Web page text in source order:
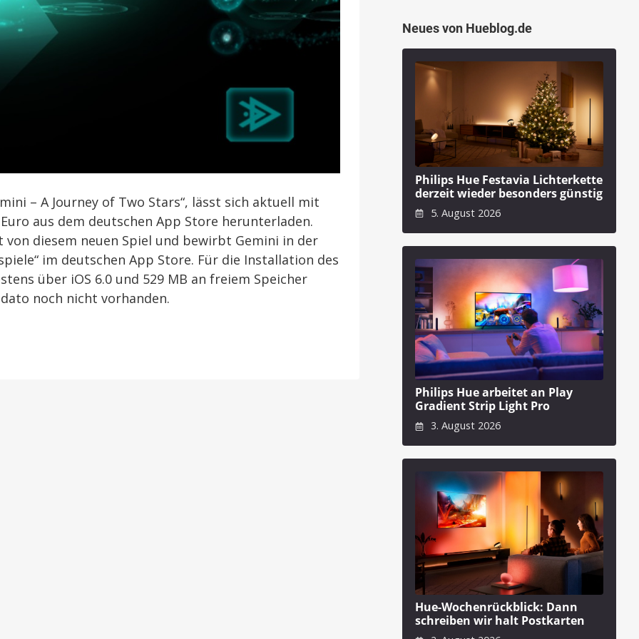
– A Journey of Two Stars“, lässt sich aktuell mit
aus dem deutschen App Store herunterladen.
diesem neuen Spiel und bewirbt Gemini in der
im deutschen App Store. Für die Installation des
über iOS 6.0 und 529 MB an freiem Speicher
noch nicht vorhanden.
Neues von Hueblog.de
Philips Hue Festavia Lichterkette
derzeit wieder besonders günstig
5. August 2026
Philips Hue arbeitet an Play
Gradient Strip Light Pro
3. August 2026
Hue-Wochenrückblick: Dann
schreiben wir halt Postkarten